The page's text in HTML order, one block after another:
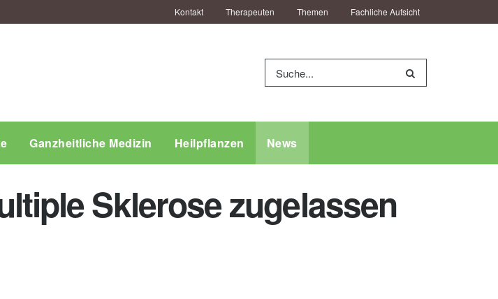
Kontakt Therapeuten Themen Fachliche Aufsicht
Ganzheitliche Medizin Heilpflanzen News
Sklerose zugelassen